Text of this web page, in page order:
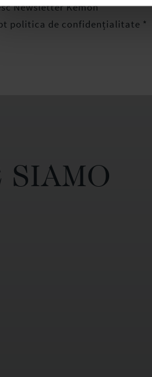
Newsletter Kemon
politica de confidențialitate *
SIAMO